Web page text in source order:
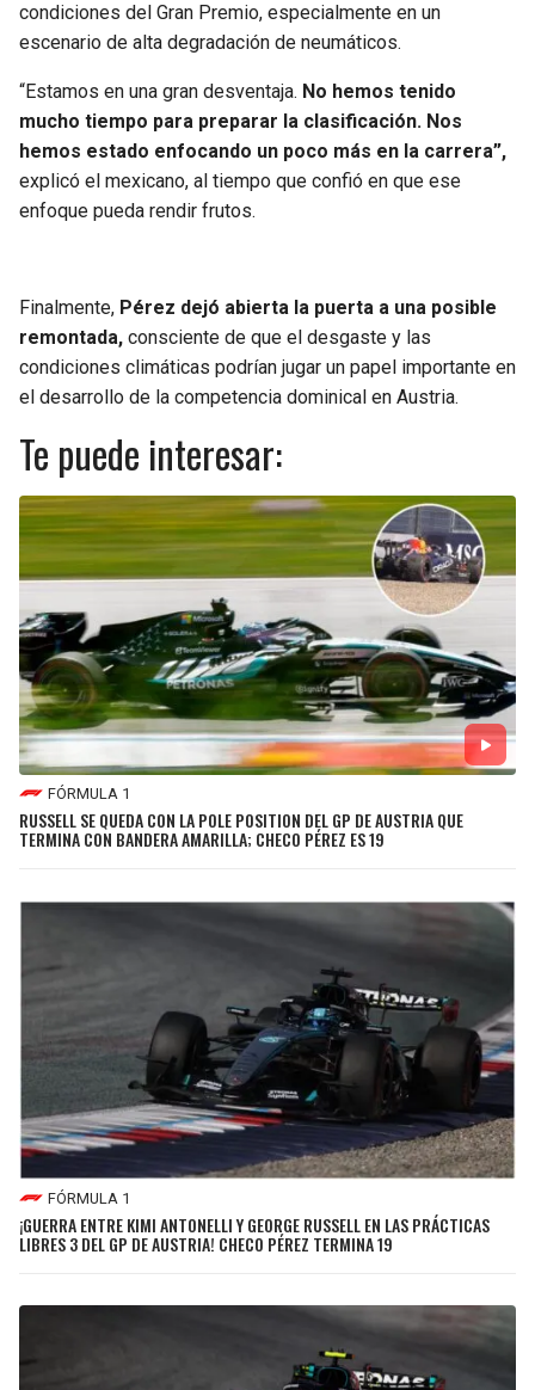
condiciones del Gran Premio, especialmente en un
escenario de alta degradación de neumáticos.
“Estamos en una gran desventaja. No hemos tenido
mucho tiempo para preparar la clasificación. Nos
hemos estado enfocando un poco más en la carrera”,
explicó el mexicano, al tiempo que confió en que ese
enfoque pueda rendir frutos.
Finalmente, Pérez dejó abierta la puerta a una posible
remontada, consciente de que el desgaste y las
condiciones climáticas podrían jugar un papel importante en
el desarrollo de la competencia dominical en Austria.
Te puede interesar:
FÓRMULA 1
RUSSELL SE QUEDA CON LA POLE POSITION DEL GP DE AUSTRIA QUE
TERMINA CON BANDERA AMARILLA; CHECO PÉREZ ES 19
FÓRMULA 1
¡GUERRA ENTRE KIMI ANTONELLI Y GEORGE RUSSELL EN LAS PRÁCTICAS
LIBRES 3 DEL GP DE AUSTRIA! CHECO PÉREZ TERMINA 19